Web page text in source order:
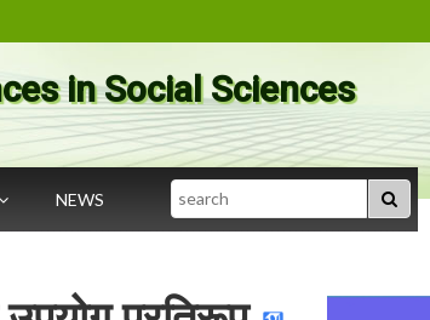
in Social Sciences
NEWS Search